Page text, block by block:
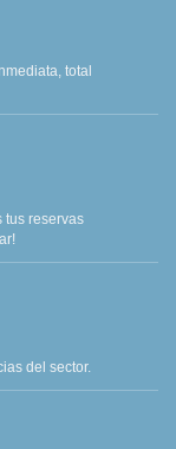
total
tus reservas
del sector.